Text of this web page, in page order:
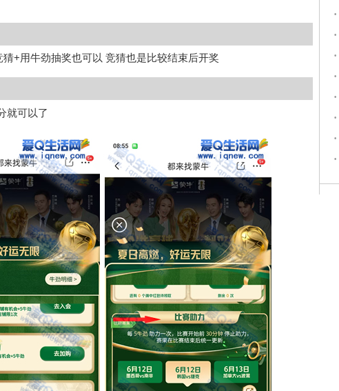
+用牛劲抽奖也可以 竞猜也是比较结束后开奖
就可以了
·
·
·
·
·
·
·
·